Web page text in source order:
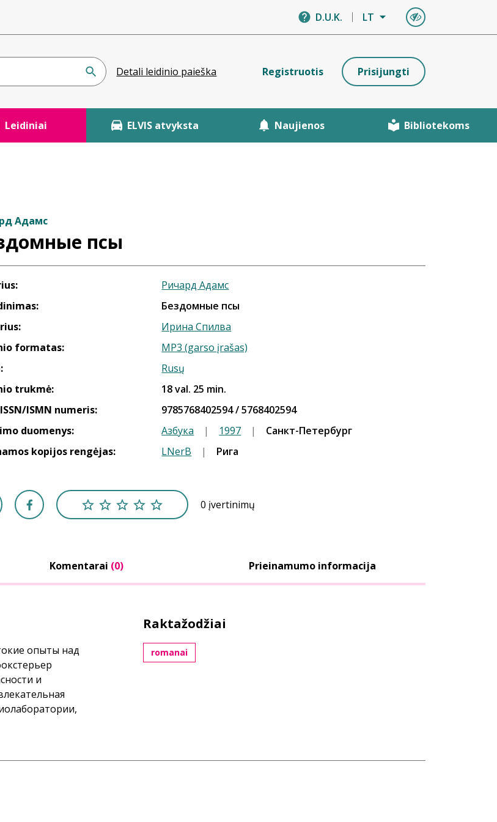
D.U.K. LT
Detali leidinio paieška Registruotis Prisijungti
Leidiniai ELVIS atvyksta Naujienos Bibliotekoms
Адамс
псы
Ричард Адамс
Бездомные псы
Ирина Спилва
formatas:
MP3 (garso įrašas)
Rusų
trukmė:
18 val. 25 min.
ISMN numeris:
9785768402594 / 5768402594
duomenys:
Азбука | 1997 |
Санкт-Петербург
kopijos rengėjas:
LNerB | Рига
0 įvertinimų
Komentarai (0) Prieinamumo informacija
опыты над
и
Raktažodžiai
romanai